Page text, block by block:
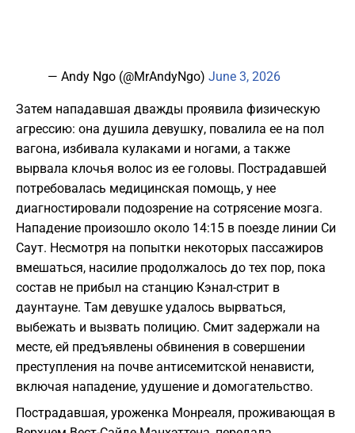
— Andy Ngo (@MrAndyNgo) June 3, 2026
Затем нападавшая дважды проявила физическую
агрессию: она душила девушку, повалила ее на пол
вагона, избивала кулаками и ногами, а также
вырвала клочья волос из ее головы. Пострадавшей
потребовалась медицинская помощь, у нее
диагностировали подозрение на сотрясение мозга.
Нападение произошло около 14:15 в поезде линии Си
Саут. Несмотря на попытки некоторых пассажиров
вмешаться, насилие продолжалось до тех пор, пока
состав не прибыл на станцию Кэнал-стрит в
даунтауне. Там девушке удалось вырваться,
выбежать и вызвать полицию. Смит задержали на
месте, ей предъявлены обвинения в совершении
преступления на почве антисемитской ненависти,
включая нападение, удушение и домогательство.
Пострадавшая, уроженка Монреаля, проживающая в